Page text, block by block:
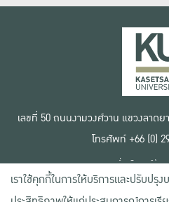
เลขที่ 50 ถนนงามวงศ์วาน แขวงลาด
โทรศัพท์ +66 (0)
เงื่อนไขการใช้งา
ข้อตกลงด้านสิท
นโยบายความเ
เราใช้คุกกี้ในการให้บริการและปรับปรุ